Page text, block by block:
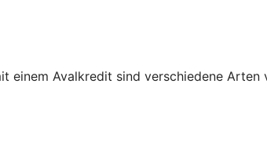
einem Avalkredit sind verschiedene